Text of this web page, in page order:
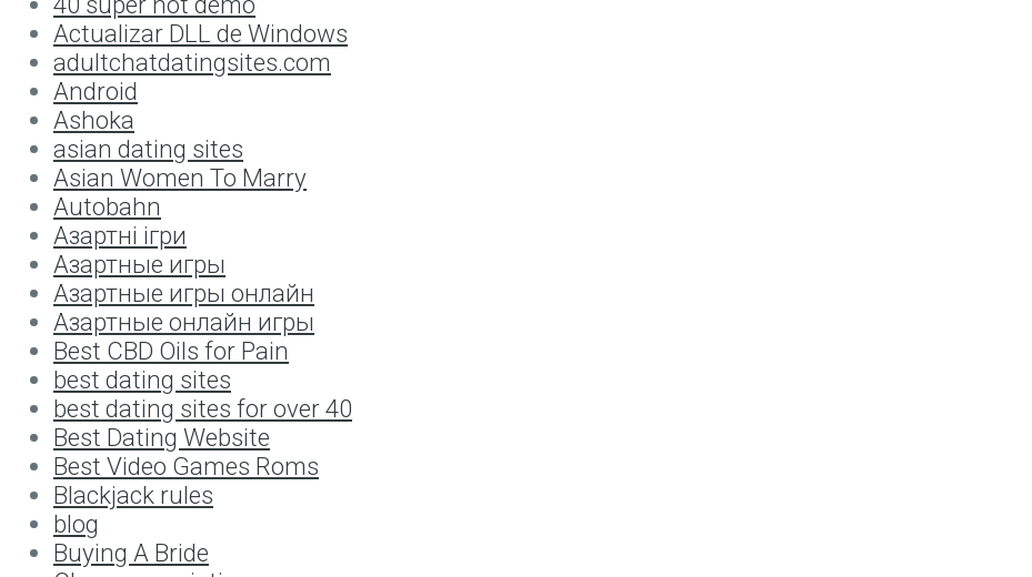
Actualizar DLL de Windows
adultchatdatingsites.com
Android
Ashoka
asian dating sites
Asian Women To Marry
Autobahn
Aзартні ігри
Aзартные игры
Aзартные игры онлайн
Aзартные онлайн игры
Best CBD Oils for Pain
best dating sites
best dating sites for over 40
Best Dating Website
Best Video Games Roms
Blackjack rules
blog
Buying A Bride